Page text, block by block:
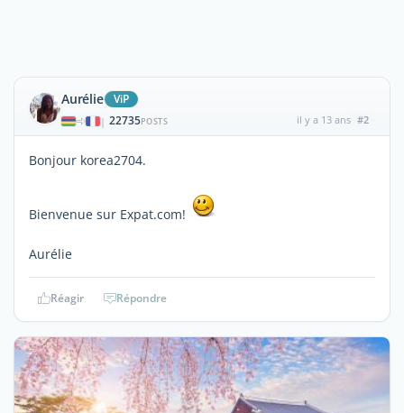
Aurélie ViP
| 22735POSTS il y a 13 ans #2
Bonjour korea2704.
Bienvenue sur Expat.com!
Aurélie
Réagir Répondre